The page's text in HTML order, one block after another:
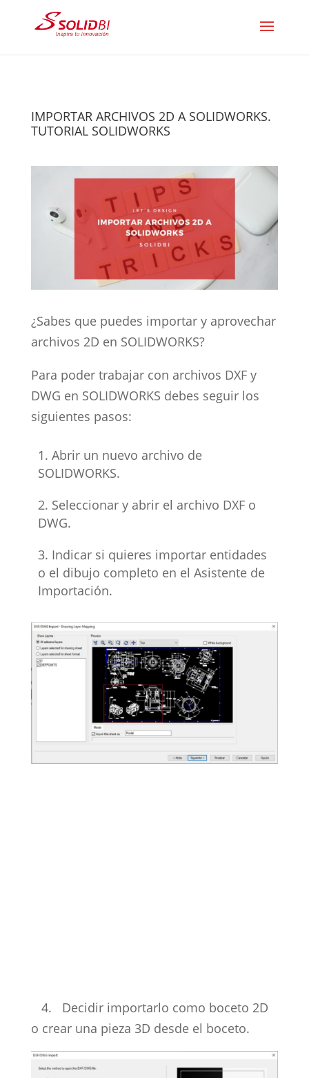
IMPORTAR ARCHIVOS 2D A SOLIDWORKS.
TUTORIAL SOLIDWORKS
¿Sabes que puedes importar y aprovechar
archivos 2D en SOLIDWORKS?
Para poder trabajar con archivos DXF y
DWG en SOLIDWORKS debes seguir los
siguientes pasos:
Abrir un nuevo archivo de
SOLIDWORKS.
Seleccionar y abrir el archivo DXF o
DWG.
Indicar si quieres importar entidades
o el dibujo completo en el Asistente de
Importación.
4. Decidir importarlo como boceto 2D
o crear una pieza 3D desde el boceto.